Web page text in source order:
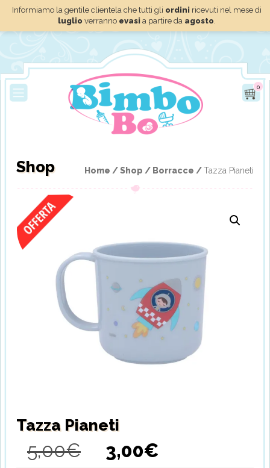
Informiamo la gentile clientela che tutti gli ordini ricevuti nel mese di
luglio verranno evasi a partire da agosto.
0
Home /Shop / Borracce /Tazza Pianeti
Shop
Tazza Pianeti
5,00€ prezzo
3,00€